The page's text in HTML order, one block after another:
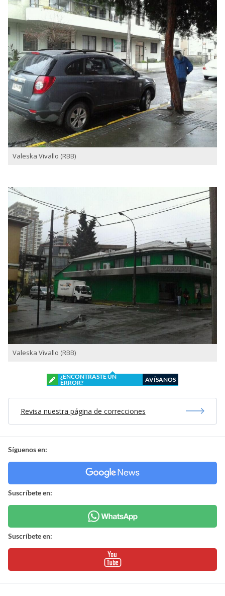
Valeska Vivallo (RBB)
Valeska Vivallo (RBB)
¿ENCONTRASTE UN
ERROR?
AVÍSANOS
Revisa nuestra página de correcciones
Síguenos en:
Suscríbete en:
Suscríbete en: